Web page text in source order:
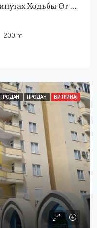
Квартира В Нескольких Минутах Ходьбы От Моря В Алании Махмутлар
200 m
ПРОДАН ПРОДАН ВИТРИНА!